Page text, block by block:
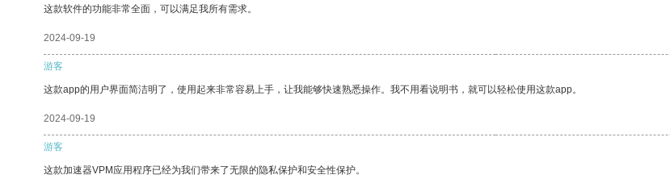
这款软件的功能非常全面，可以满足我所有需求。
2024-09-19
游客
这款app的用户界面简洁明了，使用起来非常容易上手，让我能够快速熟悉操作。我不用看说明书，就可以轻松使用这款app。
2024-09-19
游客
这款加速器VPM应用程序已经为我们带来了无限的隐私保护和安全性保护。